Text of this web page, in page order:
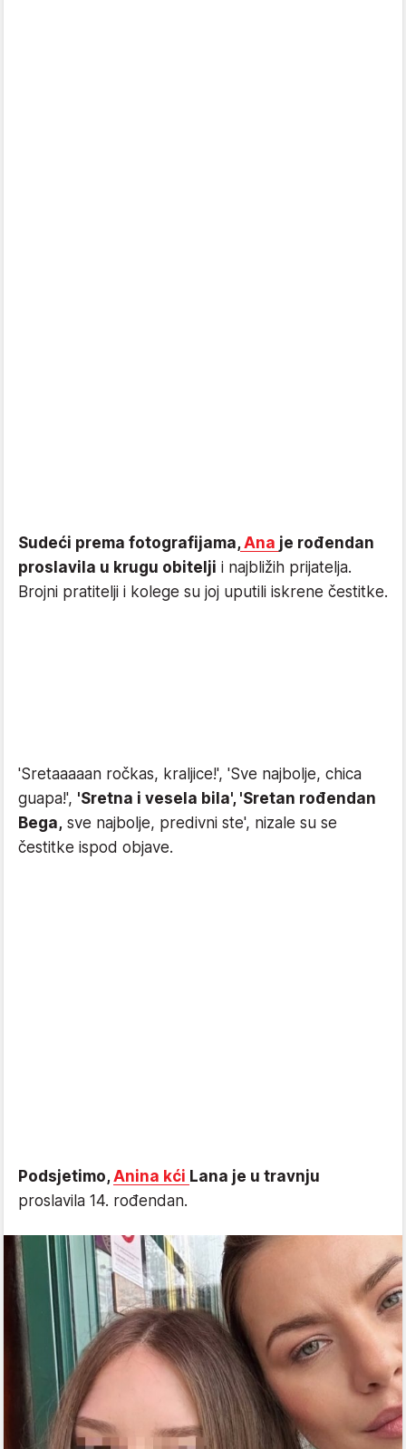
Sudeći prema fotografijama,Ana je rođendan
proslavila u krugu obitelji i najbližih prijatelja.
Brojni pratitelji i kolege su joj uputili iskrene čestitke.
'Sretaaaaan ročkas, kraljice!', 'Sve najbolje, chica
guapa!', 'Sretna i vesela bila', 'Sretan rođendan
Bega, sve najbolje, predivni ste', nizale su se
čestitke ispod objave.
Podsjetimo,Anina kći Lana je u travnju
proslavila 14. rođendan.